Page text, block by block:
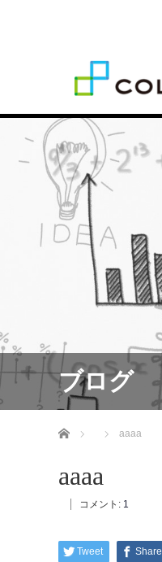
ブログ
ホーム aaaa
aaaa
コメント: 1
Tweet Share